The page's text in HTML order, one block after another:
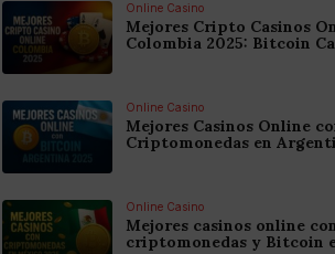
Online Casino
Mejores Cripto Casinos
Colombia 2025: Bitcoin
Online Casino
Mejores Casinos Online
Criptomonedas en
Online Casino
Mejores casinos online
criptomonedas y Bitcoin